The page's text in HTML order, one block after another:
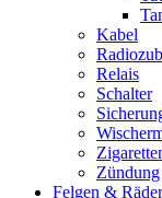
Kabel
Relais
Schalter
Zündung
Felgen & Räder